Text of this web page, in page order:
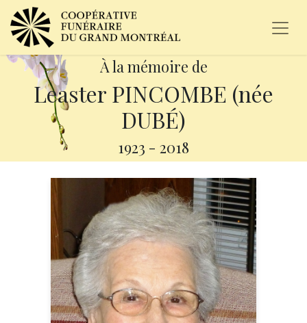
À la mémoire de
Leaster PINCOMBE (née
DUBÉ)
1923 - 2018